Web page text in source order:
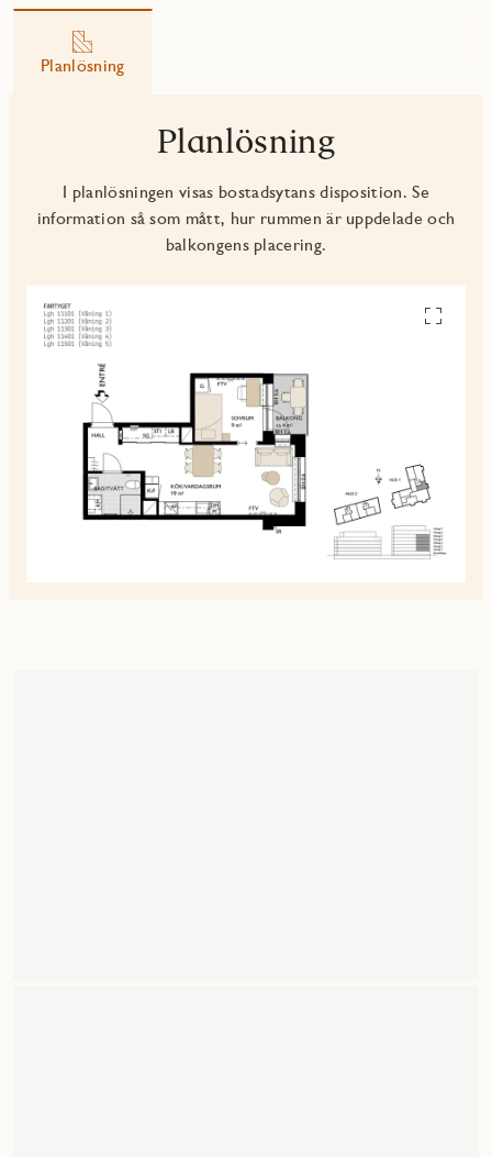
Planlösning
Planlösning
I planlösningen visas bostadsytans disposition. Se
information så som mått, hur rummen är uppdelade och
balkongens placering.
Se